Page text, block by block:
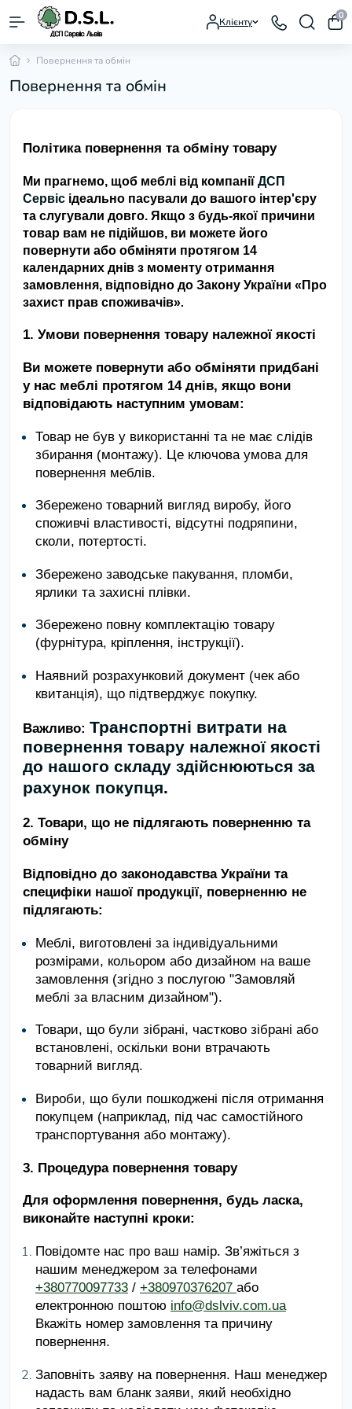
Клієнту
0
Повернення та обмін
Повернення та обмін
Політика повернення та обміну товару
Ми прагнемо, щоб меблі від компанії ДСП
Сервіс ідеально пасували до вашого інтер'єру
та слугували довго. Якщо з будь-якої причини
товар вам не підійшов, ви можете його
повернути або обміняти протягом 14
календарних днів з моменту отримання
замовлення, відповідно до Закону України «Про
захист прав споживачів».
1. Умови повернення товару належної якості
Ви можете повернути або обміняти придбані
у нас меблі протягом 14 днів, якщо вони
відповідають наступним умовам:
Товар не був у використанні та не має слідів
збирання (монтажу). Це ключова умова для
повернення меблів.
Збережено товарний вигляд виробу, його
споживчі властивості, відсутні подряпини,
сколи, потертості.
Збережено заводське пакування, пломби,
ярлики та захисні плівки.
Збережено повну комплектацію товару
(фурнітура, кріплення, інструкції).
Наявний розрахунковий документ (чек або
квитанція), що підтверджує покупку.
Важливо: Транспортні витрати на
повернення товару належної якості
до нашого складу здійснюються за
рахунок покупця.
2. Товари, що не підлягають поверненню та
обміну
Відповідно до законодавства України та
специфіки нашої продукції, поверненню не
підлягають:
Меблі, виготовлені за індивідуальними
розмірами, кольором або дизайном на ваше
замовлення (згідно з послугою "Замовляй
меблі за власним дизайном").
Товари, що були зібрані, частково зібрані або
встановлені, оскільки вони втрачають
товарний вигляд.
Вироби, що були пошкоджені після отримання
покупцем (наприклад, під час самостійного
транспортування або монтажу).
3. Процедура повернення товару
Для оформлення повернення, будь ласка,
виконайте наступні кроки:
Повідомте нас про ваш намір. Зв’яжіться з
нашим менеджером за телефонами
+380770097733 / +380970376207 або
електронною поштою info@dslviv.com.ua
Вкажіть номер замовлення та причину
повернення.
Заповніть заяву на повернення. Наш менеджер
надасть вам бланк заяви, який необхідно